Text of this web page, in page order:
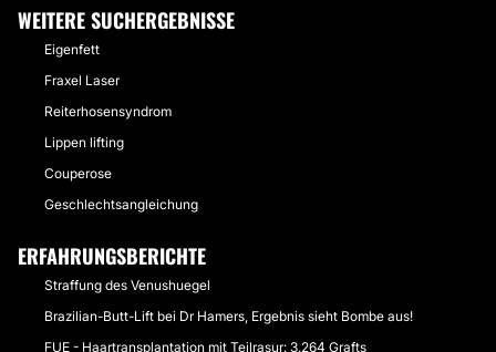
WEITERE SUCHERGEBNISSE
Eigenfett
Fraxel Laser
Reiterhosensyndrom
Lippen lifting
Couperose
Geschlechtsangleichung
ERFAHRUNGSBERICHTE
Straffung des Venushuegel
Brazilian-Butt-Lift bei Dr Hamers, Ergebnis sieht Bombe aus!
FUE - Haartransplantation mit Teilrasur: 3.264 Grafts